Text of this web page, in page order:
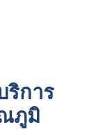
ริการ
ภูมิ